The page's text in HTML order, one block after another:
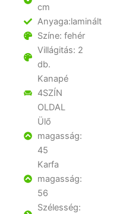
cm
Anyaga:laminált
Színe: fehér
Villágitás: 2
db.
Kanapé
4SZÍN
OLDAL
Ülő
magasság:
45
Karfa
magasság:
56
Szélesség: